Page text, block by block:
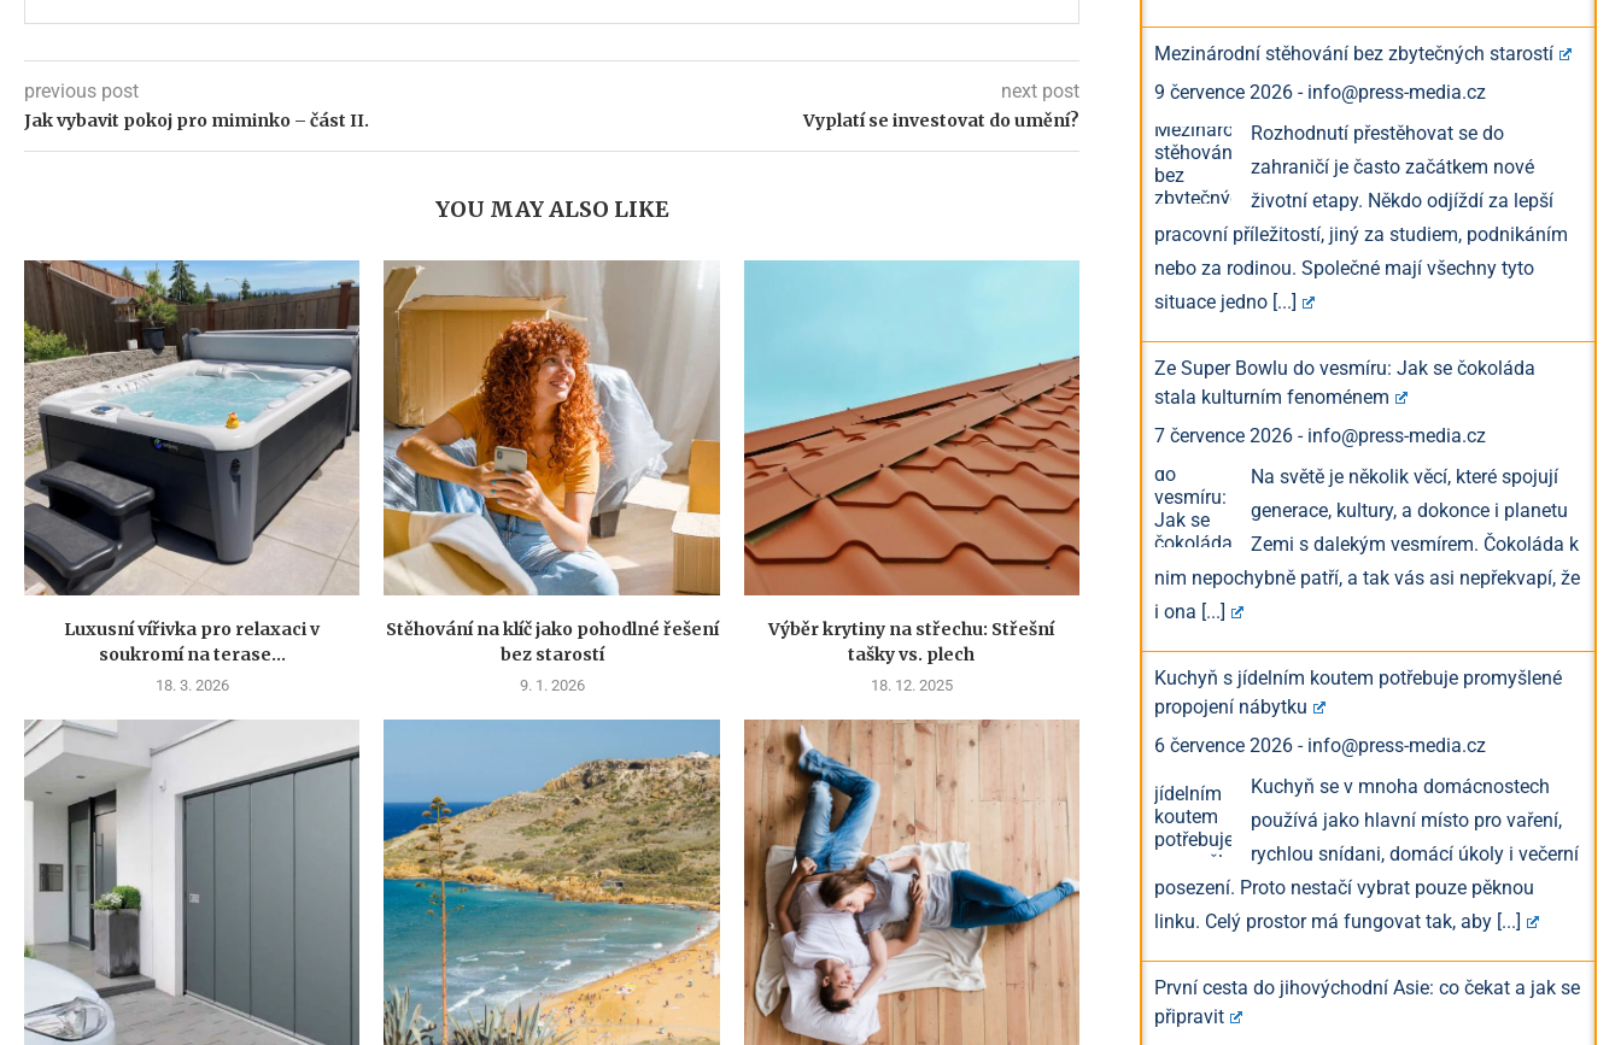
previous post
Jak vybavit pokoj pro miminko – část II.
next post
Vyplatí se investovat do umění?
YOU MAY ALSO LIKE
Luxusní vířivka pro relaxaci v
soukromí na terase...
18. 3. 2026
Stěhování na klíč jako pohodlné řešení
bez starostí
9. 1. 2026
Výběr krytiny na střechu: Střešní
tašky vs. plech
18. 12. 2025
Mezinárodní stěhování bez zbytečných starostí
9 července 2026 - info@press-media.cz
Rozhodnutí přestěhovat se do
zahraničí je často začátkem nové
životní etapy. Někdo odjíždí za lepší
pracovní příležitostí, jiný za studiem, podnikáním
nebo za rodinou. Společné mají všechny tyto
situace jedno [...]
Ze Super Bowlu do vesmíru: Jak se čokoláda
stala kulturním fenoménem
7 července 2026 - info@press-media.cz
Na světě je několik věcí, které spojují
generace, kultury, a dokonce i planetu
Zemi s dalekým vesmírem. Čokoláda k
nim nepochybně patří, a tak vás asi nepřekvapí, že
i ona [...]
Kuchyň s jídelním koutem potřebuje promyšlené
propojení nábytku
6 července 2026 - info@press-media.cz
Kuchyň se v mnoha domácnostech
používá jako hlavní místo pro vaření,
rychlou snídani, domácí úkoly i večerní
posezení. Proto nestačí vybrat pouze pěknou
linku. Celý prostor má fungovat tak, aby [...]
První cesta do jihovýchodní Asie: co čekat a jak se
připravit